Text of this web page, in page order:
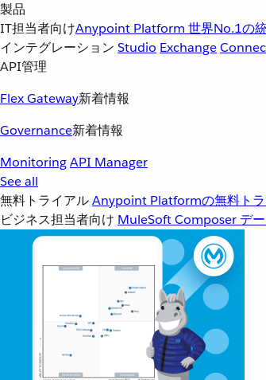
製品
IT担当者向けAnypoint Platform 世界No.1の
インテグレーション Studio Exchange
API管理
Flex Gateway新着情報
Governance新着情報
MonitoringAPI Manager
See all
無料トライアルAnypoint Platformの無料ト
ビジネス担当者向け MuleSoft Composer デ